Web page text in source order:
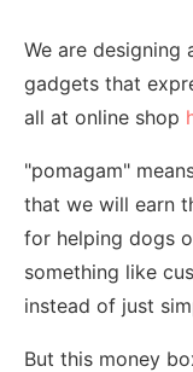
We are
gadgets that
all at online shop
"pomagam"
that we will earn
for helping dogs
something like
instead of just
But this money